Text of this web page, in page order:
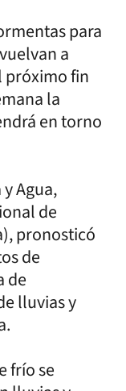
para
a
próximo fin
la
en torno
Agua,
de
pronosticó
de
de
lluvias y
frío se